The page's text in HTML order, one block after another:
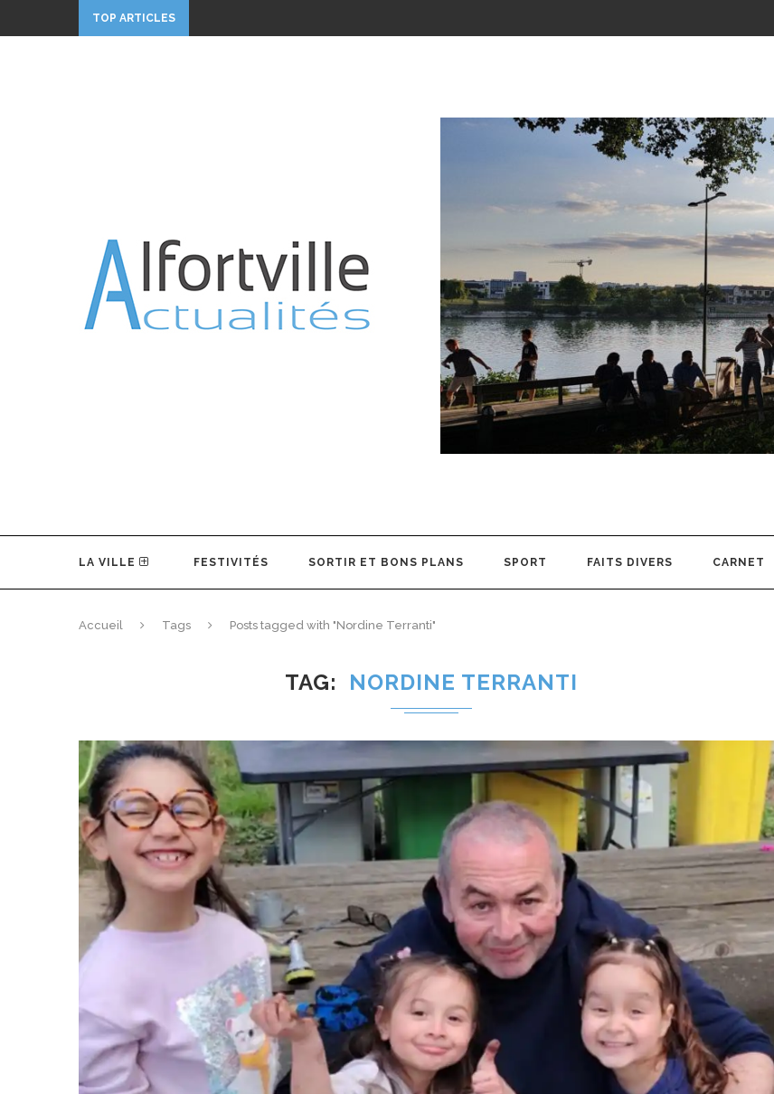
TOP ARTICLES
LA VILLE FESTIVITÉS SORTIR ET BONS PLANS SPORT FAITS DIVERS CARNET
Accueil Tags Posts tagged with "Nordine Terranti"
TAG NORDINE TERRANTI